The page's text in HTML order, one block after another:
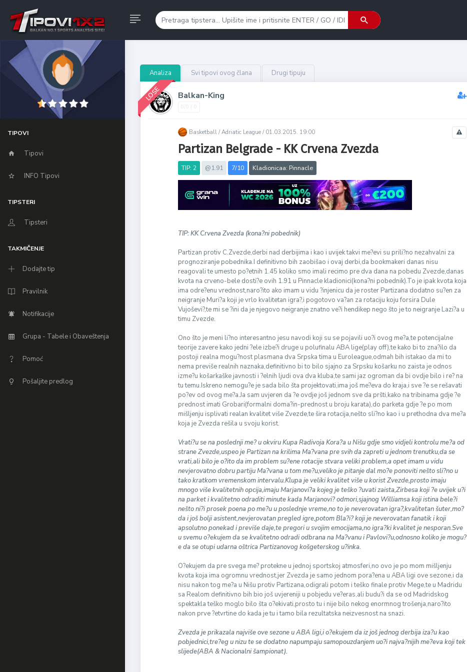
TIPOVI
Tipovi
INFO Tipovi
TIPSTERI
Tipsteri
TAKMIČENJE
Dodajte tip
Pravilnik
Notifikacije
Grupa - Tabele i Obaveštenja
Pomoć
Pošaljite predlog
Analiza Svi tipovi ovog člana Drugi tipuju
LOSE Balkan-King
Basketball /Adriatic League / 01.03.2015. 19:00
Partizan Belgrade - KK Crvena Zvezda
TIP: 2 @1.91 7/10 Kladionicaa: Pinnacle
TIP: KK Crvena Zvezda (kona?ni pobednik)
Partizan protiv C.Zvezde,derbi nad derbijima i kao i uvijek takvi me?evi su prili?no nezahvalni za
prognoziranje pobednika.I definitivno bih zaobišao i ovaj derbi,da bookmakeri danas nisu
reagovali te umesto po?etnih 1.45 koliko smo imali recimo pre dva dana na pobedu Zvezde,danas
kvota na crveno-bele dosti?e ovih 1.91 u Pinnacle kladionici(kona?ni pobednik).To je ipak kvota koja
ima odre?enu vrednost,naro?ito ako imam u vidu ?injenicu da je roster Partizana dodatno su?en za
neigranje Muri?a koji je vrlo kvalitetan igra?,i pogotovo va?an za rotaciju koju forsira Dule
Vujoševi?,te mi se ?ini da je njegovo neigranje znatno ve?i hendikep nego što je to neigranje Lazi?a u
timu Zvezde.
Ono što je meni li?no interesantno jesu navodi koji su se pojavili uo?i ovog me?a,te potencijalne
teorije zavere kako jedni ?ele izbe?i druge u polufinalu ABA lige(play off),te kako bi to zna?ilo da
postoji realna mogu?nost plasmana dva Srpska tima u Euroleague,odmah bih istakao da mi to
nema previše realnih naznaka,definitivno bi to bilo sjajno za Srpsku košarku no zaista je odnos
izme?u košarkaške javnosti i ?elnih ljudi ova dva kluba,te sami jaz ogroman da bi ovdje bilo i re? na
tu temu.Iskreno nemogu?e je sada bilo šta projektovati,ima još me?eva do kraja,i sve ?e se rešavati
po?ev od ovog me?a.Ja sam uvjeren da ?e ovdje još jednom sve da pršti,kako na tribinama gdje ?e
prednost imati Grobari(formalni doma?in-prednost u broju karata),do parketa gdje ?e po mom
mišljenju isplivati realan kvalitet više Zvezde,te šira rotacija,nešto sli?no kao i u prethodna dva me?a
koja je Zvezda rešila u svoju korist.
Vrati?u se na poslednji me? u okviru Kupa Radivoja Kora?a u Nišu gdje smo vidjeli kontrolu me?a od
strane Zvezde,uspeo je Partizan na krilima Ma?vana pre svih da zapreti u jednom trenutku,da se
vrati,ali bilo je o?ito da im problem su?ene rotacije stvara veliki problem,a opet imam u vidu
nevjerovatno dobru partiju Ma?vana u tom me?u,veliko je pitanje dal mo?e ponoviti nešto sli?no u
tako kratkom vremenskom intervalu.Klupa je veliki kvalitet više u korist Zvezde,prosto imaju
mnogo više kvalitetnih opcija,imaju Marjanovi?a kojeg je teško ?uvati zaista,Zirbesa koji ?e uvijek u?i
na parket i kvalitetno odraditi minute kada Marjanovi? odmori,sjajnog Williamsa koji istina bele?i
nešto ni?i prosek poena po me?u u poslednje vreme,no to je neverovatan igra?,kvalitetan šuter,mo?
da i još bolji asistent,nevjerovatan pregled igre,potom Bla?i? koji je neverovatan fanatik i koji
apsolutno ponekad i previše daje,te pregori u svojim emocijama,no igra?ki kvalitet je nesporan.Sve
u svemu o?ekujem da se kvalitetno odradi odbrana na Ma?vanu i Pavlovi?u,odnosno koliko je mogu?
e da se otupi udarna oštrica Partizanovog košgeterskog u?inka.
O?ekujem da pre svega me? protekne u jednoj sportskoj atmosferi,no ovo je po mom mišljenju
kvota koja ima ogromnu vrednost,jer Zvezda je samo jednom pora?ena u ABA ligi ove sezone,i da
nisu nakon tog me?a u Nišu protiv Partizana,odigrali potom i teško finale protiv Mege,te u Madridu
sa Realom definitivno bih bio još uvjereniji u pobjedu ve?eras,ali budu?i da se od Madridskog
spektakla teško moglo bilo šta o?ekivati,prosto tu i nije bilo nekog enormnog trošenja,naro?ito
nakon prve ?etvrtine do kada je tu i tamo bila rezultatska neizvesnost na snazi.
Zvezda je prikazala najviše ove sezone u ABA ligi,i o?ekujem da iz još jednog derbija iza?u kao
pobjednici,tre?eg u nizu te se dodatno napumpaju samopouzdanjem uo?i najva?nijih me?eva koji tek
slijede(ABA & Nacionalni šampionat).